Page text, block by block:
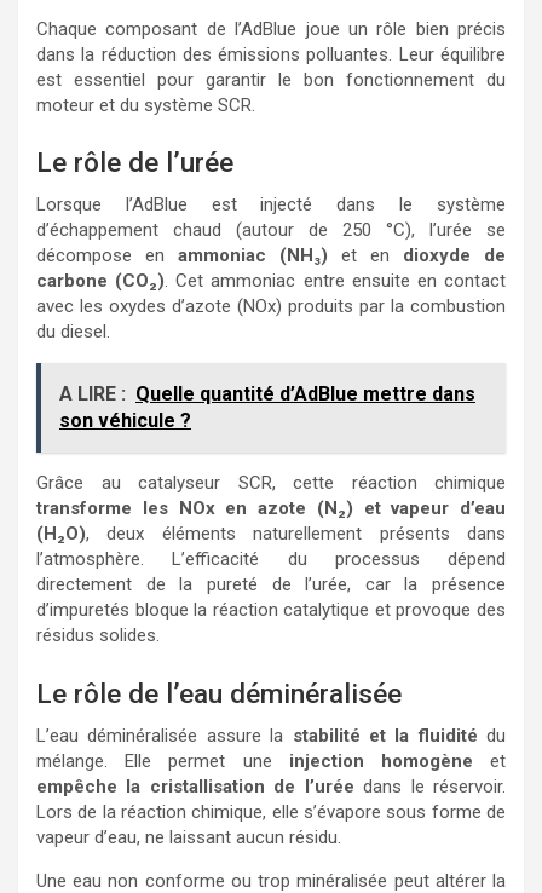
Chaque composant de l’AdBlue joue un rôle bien précis
dans la réduction des émissions polluantes. Leur équilibre
est essentiel pour garantir le bon fonctionnement du
moteur et du système SCR.
Le rôle de l’urée
Lorsque l’AdBlue est injecté dans le système
d’échappement chaud (autour de 250 °C), l’urée se
décompose en ammoniac (NH₃) et en dioxyde de
carbone (CO₂). Cet ammoniac entre ensuite en contact
avec les oxydes d’azote (NOx) produits par la combustion
du diesel.
A LIRE : Quelle quantité d’AdBlue mettre dans
son véhicule ?
Grâce au catalyseur SCR, cette réaction chimique
transforme les NOx en azote (N₂) et vapeur d’eau
(H₂O), deux éléments naturellement présents dans
l’atmosphère. L’efficacité du processus dépend
directement de la pureté de l’urée, car la présence
d’impuretés bloque la réaction catalytique et provoque des
résidus solides.
Le rôle de l’eau déminéralisée
L’eau déminéralisée assure la stabilité et la fluidité du
mélange. Elle permet une injection homogène et
empêche la cristallisation de l’urée dans le réservoir.
Lors de la réaction chimique, elle s’évapore sous forme de
vapeur d’eau, ne laissant aucun résidu.
Une eau non conforme ou trop minéralisée peut altérer la